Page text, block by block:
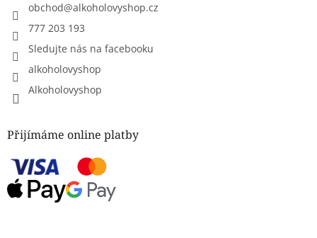
obchod@alkoholovyshop.cz
777 203 193
Sledujte nás na facebooku
alkoholovyshop
Alkoholovyshop
Přijímáme online platby